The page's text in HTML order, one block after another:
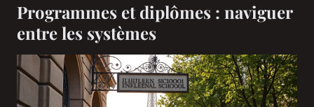
Programmes et diplômes : naviguer
entre les systèmes